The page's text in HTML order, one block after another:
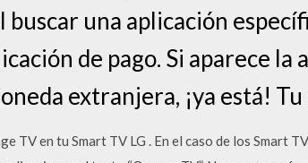
buscar una aplicación
de pago. Si aparece la
extranjera, ¡ya está!
TV en tu Smart TV LG . En el caso de los Smart